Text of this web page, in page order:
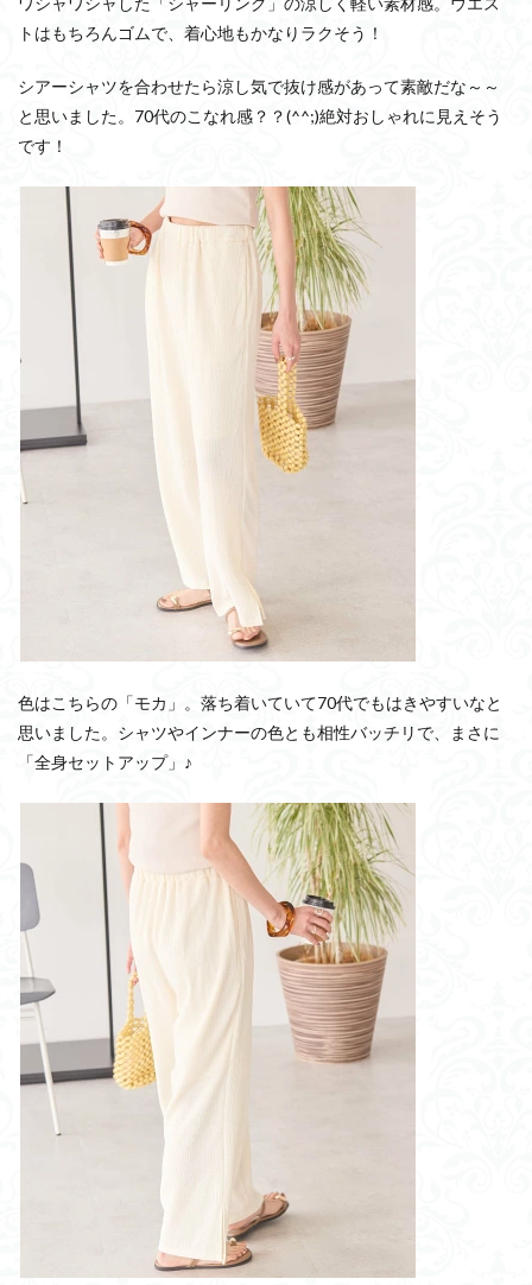
トはもちろんゴムで、着心地もかなりラクそう！
シアーシャツを合わせたら涼し気で抜け感があって素敵だな～～
と思いました。70代のこなれ感？？(^^;)絶対おしゃれに見えそう
です！
色はこちらの「モカ」。落ち着いていて70代でもはきやすいなと
思いました。シャツやインナーの色とも相性バッチリで、まさに
「全身セットアップ」♪